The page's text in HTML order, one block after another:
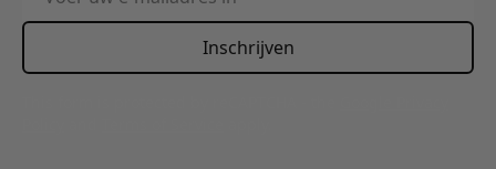
Inschrijven